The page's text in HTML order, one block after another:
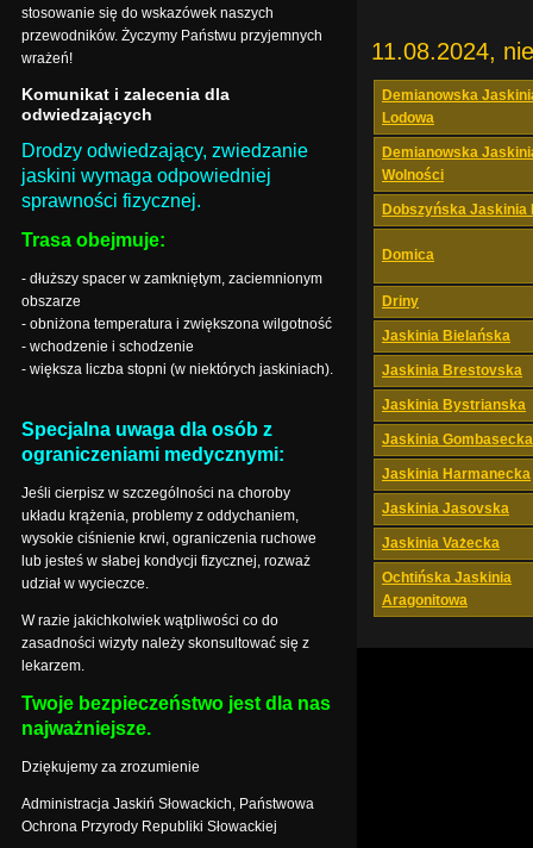
11.08.2024,
Demianowska
Lodowa
Demianowska
Wolności
Dobszyńska Jaskinia
Domica
Driny
Jaskinia Bielańska
Jaskinia Brestovska
Jaskinia Bystrianska
Jaskinia Gombasecka
Jaskinia Harmanecka
Jaskinia Jasovska
Jaskinia Vażecka
Ochtińska Jaskinia
Aragonitowa
stosowanie się do wskazówek naszych
przewodników. Życzymy Państwu przyjemnych
wrażeń!
Komunikat i zalecenia dla
odwiedzających
Drodzy odwiedzający, zwiedzanie
jaskini wymaga odpowiedniej
sprawności fizycznej.
Trasa obejmuje:
- dłuższy spacer w zamkniętym, zaciemnionym
obszarze
- obniżona temperatura i zwiększona wilgotność
- wchodzenie i schodzenie
- większa liczba stopni (w niektórych jaskiniach).
Specjalna uwaga dla osób z
ograniczeniami medycznymi:
Jeśli cierpisz w szczególności na choroby
układu krążenia, problemy z oddychaniem,
wysokie ciśnienie krwi, ograniczenia ruchowe
lub jesteś w słabej kondycji fizycznej, rozważ
udział w wycieczce.
W razie jakichkolwiek wątpliwości co do
zasadności wizyty należy skonsultować się z
lekarzem.
Twoje bezpieczeństwo jest dla nas
najważniejsze.
Dziękujemy za zrozumienie
Administracja Jaskiń Słowackich, Państwowa
Ochrona Przyrody Republiki Słowackiej